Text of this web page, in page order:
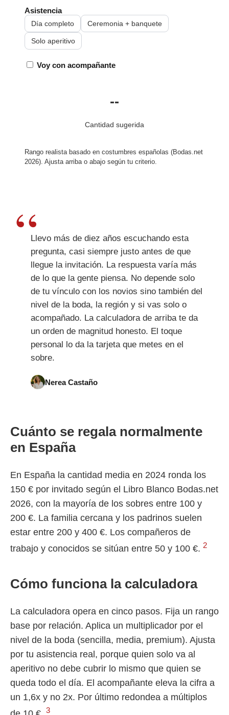
Asistencia
Día completo
Ceremonia + banquete
Solo aperitivo
Voy con acompañante
--
Cantidad sugerida
Rango realista basado en costumbres españolas (Bodas.net
2026). Ajusta arriba o abajo según tu criterio.
Llevo más de diez años escuchando esta
pregunta, casi siempre justo antes de que
llegue la invitación. La respuesta varía más
de lo que la gente piensa. No depende solo
de tu vínculo con los novios sino también del
nivel de la boda, la región y si vas solo o
acompañado. La calculadora de arriba te da
un orden de magnitud honesto. El toque
personal lo da la tarjeta que metes en el
sobre.
Nerea Castaño
Cuánto se regala normalmente
en España
En España la cantidad media en 2024 ronda los
150 € por invitado según el Libro Blanco Bodas.net
2026, con la mayoría de los sobres entre 100 y
200 €. La familia cercana y los padrinos suelen
estar entre 200 y 400 €. Los compañeros de
trabajo y conocidos se sitúan entre 50 y 100 €. 2
Cómo funciona la calculadora
La calculadora opera en cinco pasos. Fija un rango
base por relación. Aplica un multiplicador por el
nivel de la boda (sencilla, media, premium). Ajusta
por tu asistencia real, porque quien solo va al
aperitivo no debe cubrir lo mismo que quien se
queda todo el día. El acompañante eleva la cifra a
un 1,6x y no 2x. Por último redondea a múltiplos
3